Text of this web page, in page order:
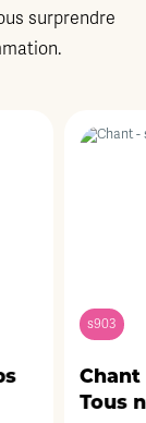
surprendre